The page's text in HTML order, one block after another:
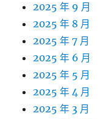
2025 年 9 月
2025 年 8 月
2025 年 7 月
2025 年 6 月
2025 年 5 月
2025 年 4 月
2025 年 3 月